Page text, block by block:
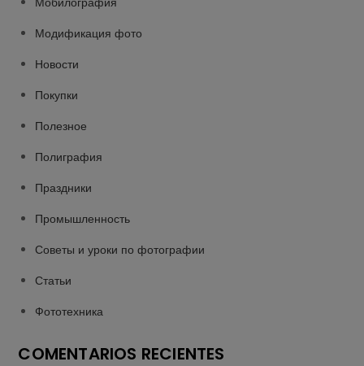
Модификация фото
Новости
Покупки
Полезное
Полиграфия
Праздники
Промышленность
Советы и уроки по фотографии
Статьи
Фототехника
COMENTARIOS RECIENTES